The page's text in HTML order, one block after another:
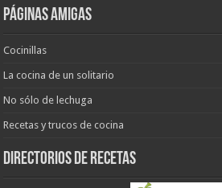
Páginas amigas
Cocinillas
La cocina de un solitario
No sólo de lechuga
Recetas y trucos de cocina
Directorios de recetas